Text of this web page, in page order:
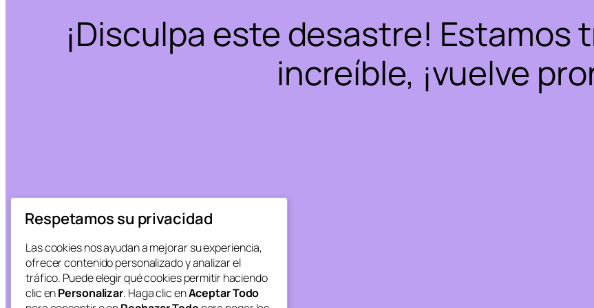
¡Disculpa este desastre! Estamos
increíble, ¡vuelve
Respetamos su privacidad
Las cookies nos ayudan a mejorar su experiencia,
ofrecer contenido personalizado y analizar el
tráfico. Puede elegir qué cookies permitir haciendo
clic enPersonalizar. Haga clic enAceptar Todo